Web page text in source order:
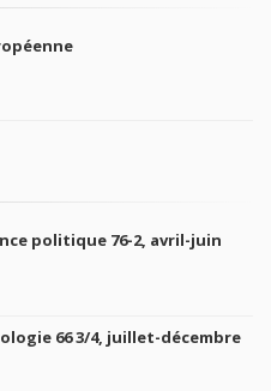
politique 76-2, avril-juin
66 3/4, juillet-décembre